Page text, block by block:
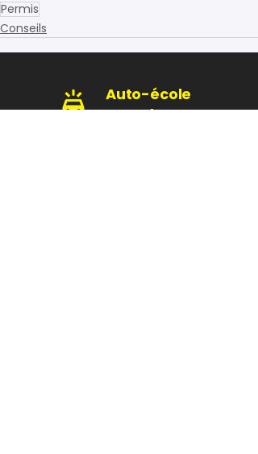
Permis
Conseils
Auto-école
Grand Test